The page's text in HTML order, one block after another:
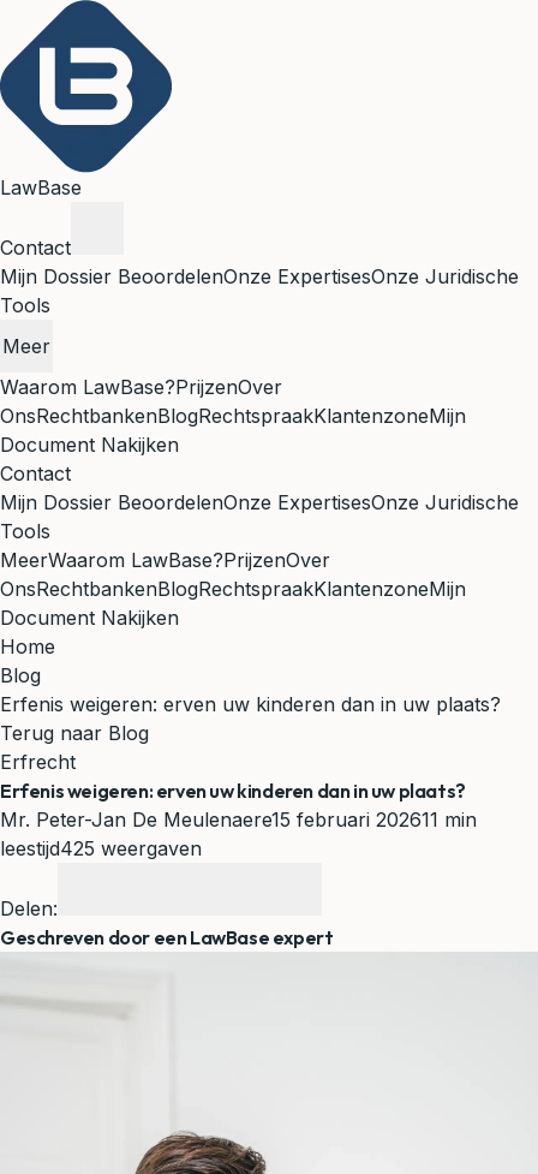
LawBase
Contact
Mijn Dossier BeoordelenOnze ExpertisesOnze Juridische
Tools
Meer
Waarom LawBase?PrijzenOver
OnsRechtbankenBlogRechtspraakKlantenzoneMijn
Document Nakijken
Contact
Mijn Dossier BeoordelenOnze ExpertisesOnze Juridische
Tools
MeerWaarom LawBase?PrijzenOver
OnsRechtbankenBlogRechtspraakKlantenzoneMijn
Document Nakijken
Home
Blog
Erfenis weigeren: erven uw kinderen dan in uw plaats?
Terug naar Blog
Erfrecht
Erfenis weigeren: erven uw kinderen dan in uw plaats?
Mr. Peter-Jan De Meulenaere15 februari 202611 min
leestijd425 weergaven
Delen:
Geschreven door een LawBase expert